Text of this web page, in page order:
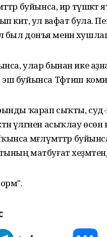
буйынса, ир түшәктә
китә, ул вафат була.
был донъя менән
улар бынан ике аҙна
буйынса Тәфтиш
ҡарап сыҡты,
үлгәнен асыҡлау өсөн
мәғлүмәттәр
матбуғат